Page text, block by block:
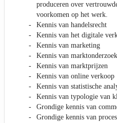
produceren over
voorkomen op het werk.
Kennis van handelsrecht
Kennis van het digitale
Kennis van marketing
Kennis van marktonderzoek
Kennis van marktprijzen
Kennis van online verkoop
Kennis van statistische
Kennis van typologie van
Grondige kennis van
Grondige kennis van